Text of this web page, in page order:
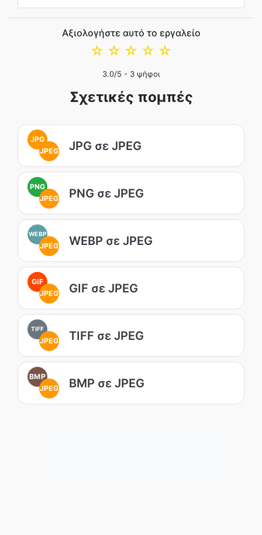
Αξιολογήστε αυτό το εργαλείο
☆
☆
☆
☆
☆
3.0/5 - 3 ψήφοι
Σχετικές πομπές
JPG
JPEG
JPG σε JPEG
PNG
JPEG
PNG σε JPEG
WEBP
JPEG WEBP σε JPEG
GIF
JPEG
GIF σε JPEG
TIFF
JPEG TIFF σε JPEG
BMP
JPEG
BMP σε JPEG